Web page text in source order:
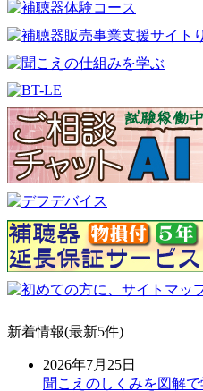
新着情報(最新5件)
2026年7月25日
聞こえのしくみを図解